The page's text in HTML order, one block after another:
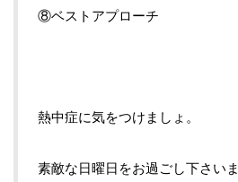
⑧ベストアプローチ
熱中症に気をつけましょ。
素敵な日曜日をお過ごし下さい